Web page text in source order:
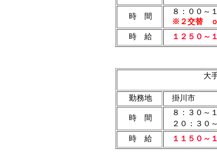
時 間
８：００～
※２交替 ｏ
時 給
１２５０～
大
勤務地 掛川市
時 間
８：３０～
２０：３０
時 給
１１５０～